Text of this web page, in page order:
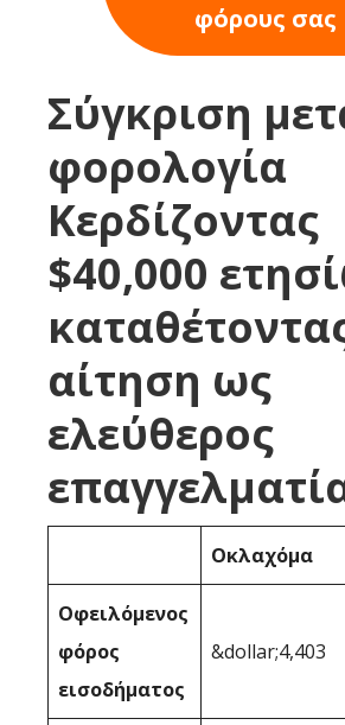
φόρους σας
Σύγκριση
φορολογία
Κερδίζοντας
$40,000
αίτηση ως
ελεύθερος
Οκλαχόμα
Οφειλόμενος
φόρος
εισοδήματος
&dollar;4,403